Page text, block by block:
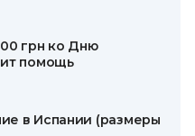
грн ко Дню
помощь
в Испании (размеры